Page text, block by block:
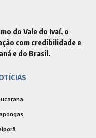
do Vale do Ivaí, o
com credibilidade e
e do Brasil.